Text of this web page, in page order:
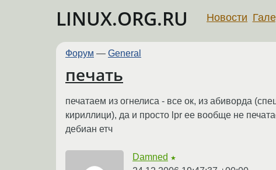
LINUX.ORG.RU Новости
Форум — General
печать
печатаем из огнелиса - все ок, из абиворда
кириллици), да и просто lpr ее вообще не
дебиан етч
Damned ★